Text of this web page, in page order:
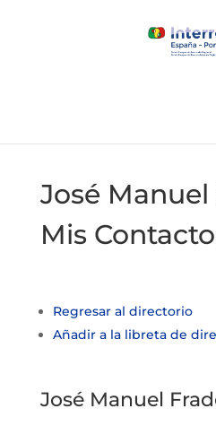
José Manuel
Mis
Regresar al directorio
Añadir a la libreta de
José Manuel